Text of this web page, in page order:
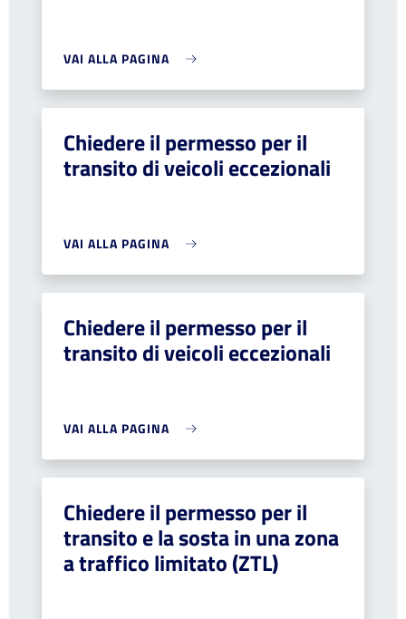
VAI ALLA PAGINA
Chiedere il permesso per il
transito di veicoli eccezionali
VAI ALLA PAGINA
Chiedere il permesso per il
transito di veicoli eccezionali
VAI ALLA PAGINA
Chiedere il permesso per il
transito e la sosta in una zona
a traffico limitato (ZTL)